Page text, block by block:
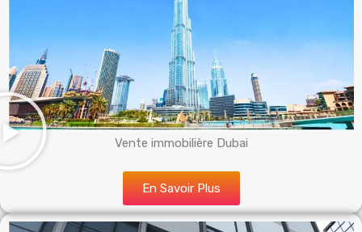
Vente immobilière Dubai
En Savoir Plus